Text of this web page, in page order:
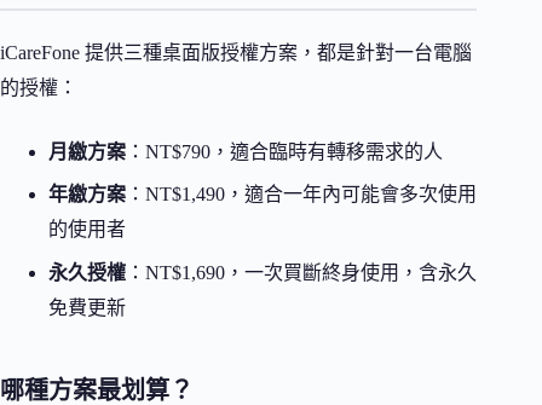
iCareFone 提供三種桌面版授權方案，都是針對一台電腦
的授權：
月繳方案 ：NT$790，適合臨時有轉移需求的人
年繳方案 ：NT$1,490，適合一年內可能會多次使用
的使用者
永久授權 ：NT$1,690，一次買斷終身使用，含永久
免費更新
哪種方案最划算？